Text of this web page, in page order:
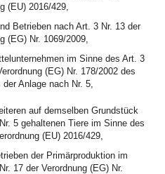
(EU) 2016/429,
Betrieben nach Art. 3 Nr. 13 der
(EG) Nr. 1069/2009,
im Sinne des Art. 3
(EG) Nr. 178/2002 des
der Anlage nach Nr. 5,
auf demselben Grundstück
5 gehaltenen Tiere im Sinne des
(EU) 2016/429,
der Primärproduktion im
17 der Verordnung (EG) Nr.